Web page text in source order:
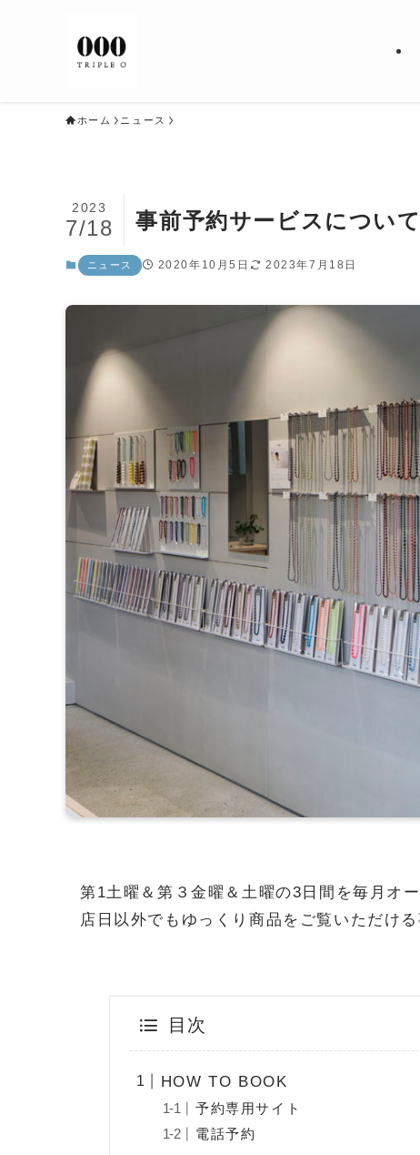
ホーム ニュース
事前予約サービスについ
2023
7/18
ニュース 2020年10月5日 2023年7月18日
第1土曜＆第３金曜＆土曜の3日間を毎月オ
店日以外でもゆっくり商品をご覧いただけ
目次
HOW TO BOOK
予約専用サイト
電話予約